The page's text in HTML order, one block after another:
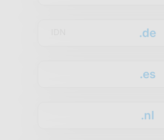
.de
.es
.nl